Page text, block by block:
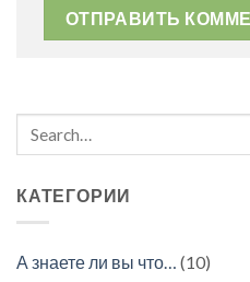
КАТЕГОРИИ
А знаете ли вы что… (10)